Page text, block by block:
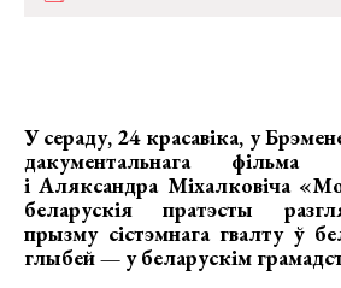
У сераду, 24 красавіка, у
дакументальнага фільма
і Аляксандра Міхалковіча
беларускія пратэсты
прызму сістэмнага гвалту ў
глыбей — у беларускім